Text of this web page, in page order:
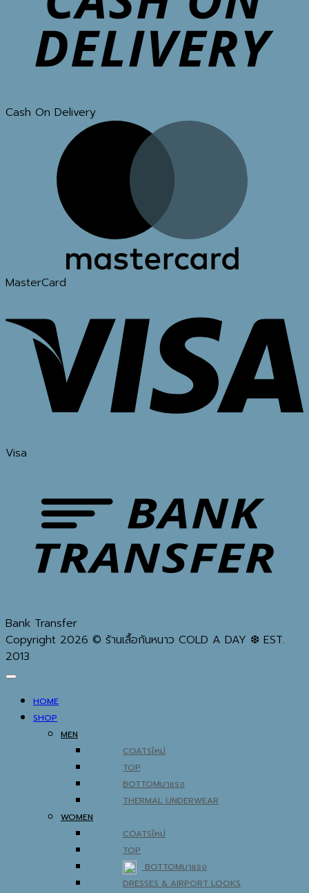
Cash On Delivery
MasterCard
Visa
Bank Transfer
Copyright 2026 © ร้านเสื้อกันหนาว COLD A DAY ❆ EST.
2013
HOME
SHOP
MEN
COATS
TOP
BOTTOM
THERMAL UNDERWEAR
WOMEN
COATS
TOP
BOTTOM
DRESSES & AIRPORT LOOKS